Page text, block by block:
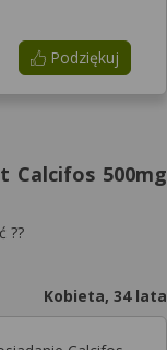
Podziękuj
Calcifos 500mg
??
Kobieta, 34 lata